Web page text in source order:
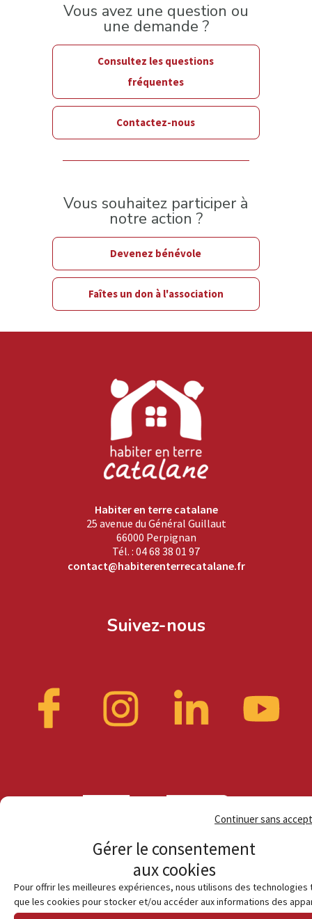
Gérer le consentement
aux cookies
Pour offrir les meilleures expériences, nous utilisons des technologies
que les cookies pour stocker et/ou accéder aux informations des
Continuer sans
Vous avez une question ou
une demande ?
Consultez les questions
fréquentes
Contactez-nous
Vous souhaitez participer à
notre action ?
Devenez bénévole
Faîtes un don à l'association
Habiter en terre catalane
25 avenue du Général Guillaut
66000 Perpignan
Tél. : 04 68 38 01 97
contact@habiterenterrecatalane.fr
Suivez-nous